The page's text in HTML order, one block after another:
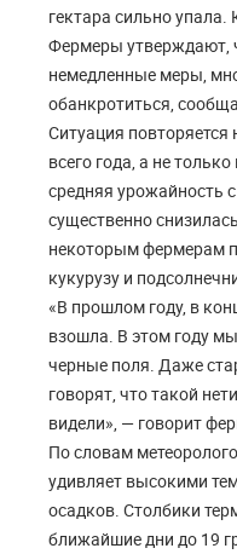
гектара сильно
Фермеры утверждают,
немедленные меры,
обанкротиться,
Ситуация повторяется
всего года, а не
средняя урожайность
существенно
некоторым фермерам
кукурузу и
«В прошлом году, в
взошла. В этом году
черные поля. Даже
говорят, что такой
видели», — говорит
По словам
удивляет высокими
осадков. Столбики
ближайшие дни до 19